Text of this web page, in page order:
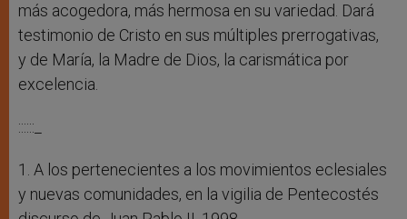
más acogedora, más hermosa en su variedad. Dará
testimonio de Cristo en sus múltiples prerrogativas,
y de María, la Madre de Dios, la carismática por
excelencia.
::::::_
1. A los pertenecientes a los movimientos eclesiales
y nuevas comunidades, en la vigilia de Pentecostés